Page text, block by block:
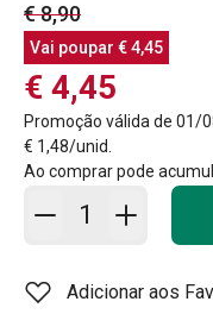
€ 8,90
Vai poupar € 4,45
€ 4,45
Promoção válida de 01/
€ 1,48/unid.
Ao comprar pode
Adicionar ao
Adicionar aos